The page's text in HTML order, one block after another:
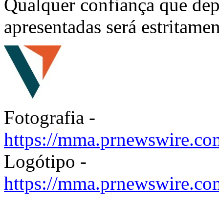
Qualquer confiança que
apresentadas será
Fotografia -
https://
Logótipo -
https://